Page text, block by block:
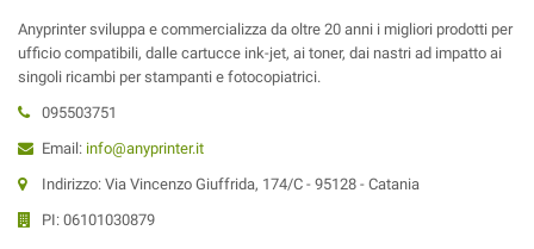
Anyprinter sviluppa e commercializza da oltre 20 anni i migliori prodotti per
ufficio compatibili, dalle cartucce ink-jet, ai toner, dai nastri ad impatto ai
singoli ricambi per stampanti e fotocopiatrici.
095503751
Email: info@anyprinter.it
Indirizzo: Via Vincenzo Giuffrida, 174/C - 95128 - Catania
PI: 06101030879